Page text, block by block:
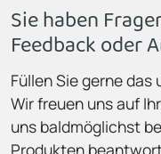
Sie haben
Feedback oder
Füllen Sie gerne
Wir freuen uns auf
uns baldmöglichst
Produkten